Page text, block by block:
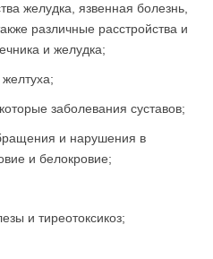
желудка, язвенная болезнь,
различные расстройства и
и желудка;
заболевания суставов;
и нарушения в
и белокровие;
и тиреотоксикоз;